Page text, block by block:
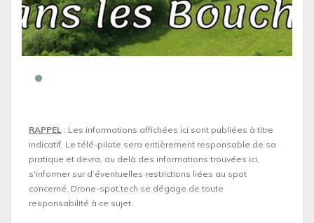
RAPPEL : Les informations affichées ici sont publiées à titre
indicatif. Le télé-pilote sera entièrement responsable de sa
pratique et devra, au delà des informations trouvées ici,
s'informer sur d’éventuelles restrictions liées au spot
concerné. Drone-spot.tech se dégage de toute
responsabilité à ce sujet.